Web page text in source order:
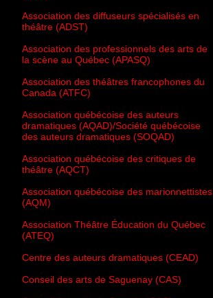
Association des diffuseurs spécialisés en
théâtre (ADST)
Association des professionnels des arts de
la scène au Québec (APASQ)
Association des théâtres francophones du
Canada (ATFC)
Association québécoise des auteurs
dramatiques (AQAD)/Société québécoise
des auteurs dramatiques (SOQAD)
Association québécoise des critiques de
théâtre (AQCT)
Association québécoise des marionnettistes
(AQM)
Association Théâtre Éducation du Québec
(ATEQ)
Centre des auteurs dramatiques (CEAD)
Conseil des arts de Saguenay (CAS)